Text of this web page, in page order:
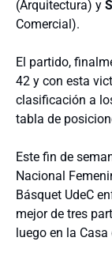
(Arquitectura) y
Comercial).
El partido,
42 y con esta
clasificación a
tabla de
Este fin de
Nacional
Básquet UdeC
mejor de tres
luego en la Casa